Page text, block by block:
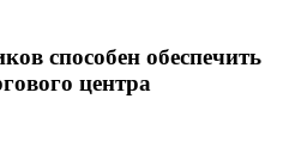
способен обеспечить
центра